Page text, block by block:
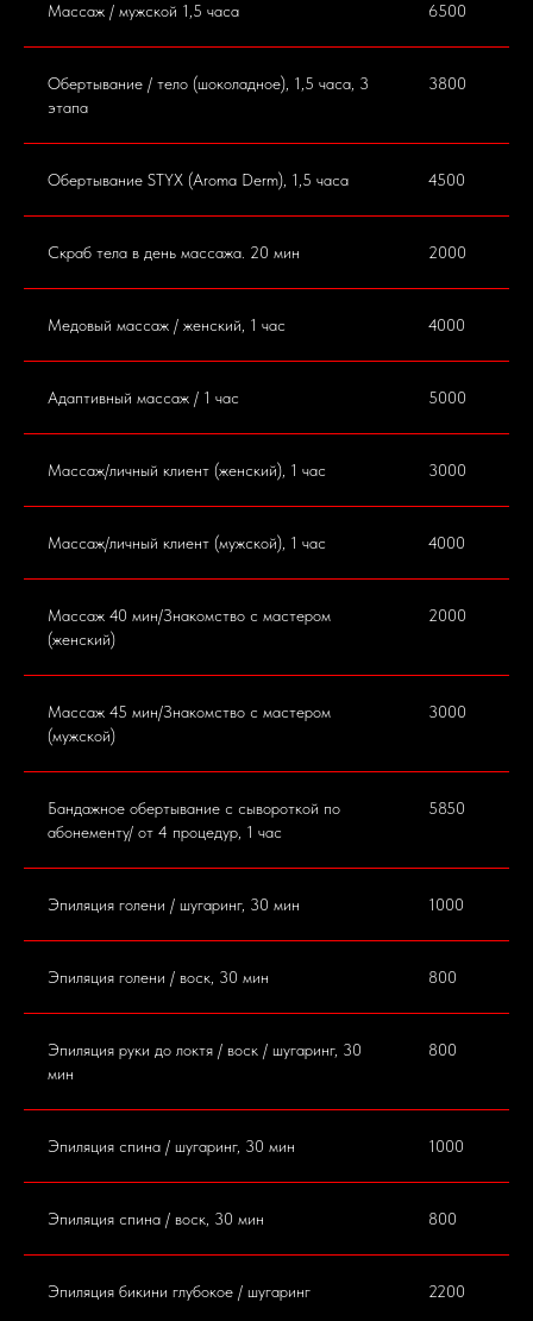
Массаж / мужской 1,5 часа 6500
Обертывание / тело (шоколадное), 1,5 часа, 3
этапа
3800
Обертывание STYX (Aroma Derm), 1,5 часа 4500
Скраб тела в день массажа. 20 мин 2000
Медовый массаж / женский, 1 час 4000
Адаптивный массаж / 1 час 5000
Массаж/личный клиент (женский), 1 час 3000
Массаж/личный клиент (мужской), 1 час 4000
Массаж 40 мин/Знакомство с мастером
(женский)
2000
Массаж 45 мин/Знакомство с мастером
(мужской)
3000
Бандажное обертывание с сывороткой по
абонементу/ от 4 процедур, 1 час
5850
Эпиляция голени / шугаринг, 30 мин 1000
Эпиляция голени / воск, 30 мин 800
Эпиляция руки до локтя / воск / шугаринг, 30
мин
800
Эпиляция спина / шугаринг, 30 мин 1000
Эпиляция спина / воск, 30 мин 800
Эпиляция бикини глубокое / шугаринг 2200